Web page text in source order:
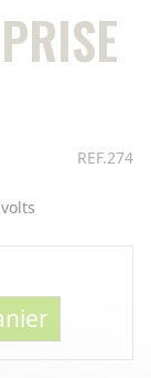
REF.274